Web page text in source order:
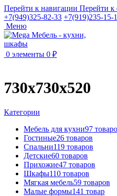
Перейти к навигации Перейти к
+7(949)325-82-33 +7(919)235-15-
Меню
0 элементы 0 ₽
730х730х520
Категории
Мебель для кухни97
Гостиные26 товаров
Спальни119 товаров
Детские60 товаров
Прихожие47 товаров
Шкафы110 товаров
Мягкая мебель59 товаров
Малые формы141 товар